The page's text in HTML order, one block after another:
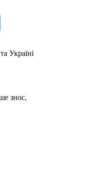
Україні
знос,